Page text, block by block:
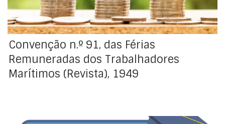
Convenção n.º 91, das Férias
Remuneradas dos Trabalhadores
Marítimos (Revista), 1949